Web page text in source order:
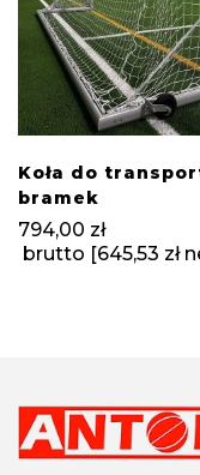
Koła do
bramek
794,00 zł
brutto [645,53 zł